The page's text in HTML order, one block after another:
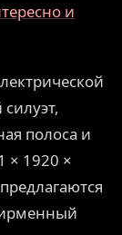
и
полоса и
× 1920 ×